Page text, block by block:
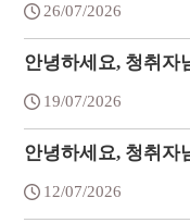
26/07/2026
안녕하세요, 청취자
19/07/2026
안녕하세요, 청취자
12/07/2026